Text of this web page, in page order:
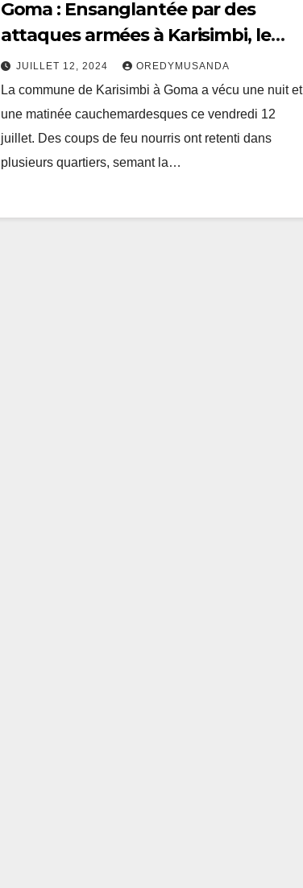
Goma : Ensanglantée par des
attaques armées à Karisimbi, le
conseiller communal Jean-Paul
Bahani en colère
JUILLET 12, 2024 OREDYMUSANDA
La commune de Karisimbi à Goma a vécu une nuit et
une matinée cauchemardesques ce vendredi 12
juillet. Des coups de feu nourris ont retenti dans
plusieurs quartiers, semant la…